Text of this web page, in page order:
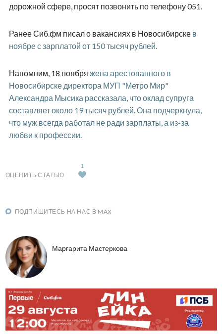
дорожной сфере, просят позвонить по телефону 051.
Ранее Сиб.фм писал о вакансиях в Новосибирске в
ноябре с зарплатой от 150 тысяч рублей.
Напомним, 18 ноября жена арестованного в
Новосибирске директора МУП "Метро Мир"
Александра Мысика рассказала, что оклад супруга
составляет около 19 тысяч рублей. Она подчеркнула,
что муж всегда работал не ради зарплаты, а из-за
любви к профессии.
ОЦЕНИТЬ СТАТЬЮ
1
ПОДПИШИТЕСЬ НА НАС В MAX
Маргарита Мастеркова